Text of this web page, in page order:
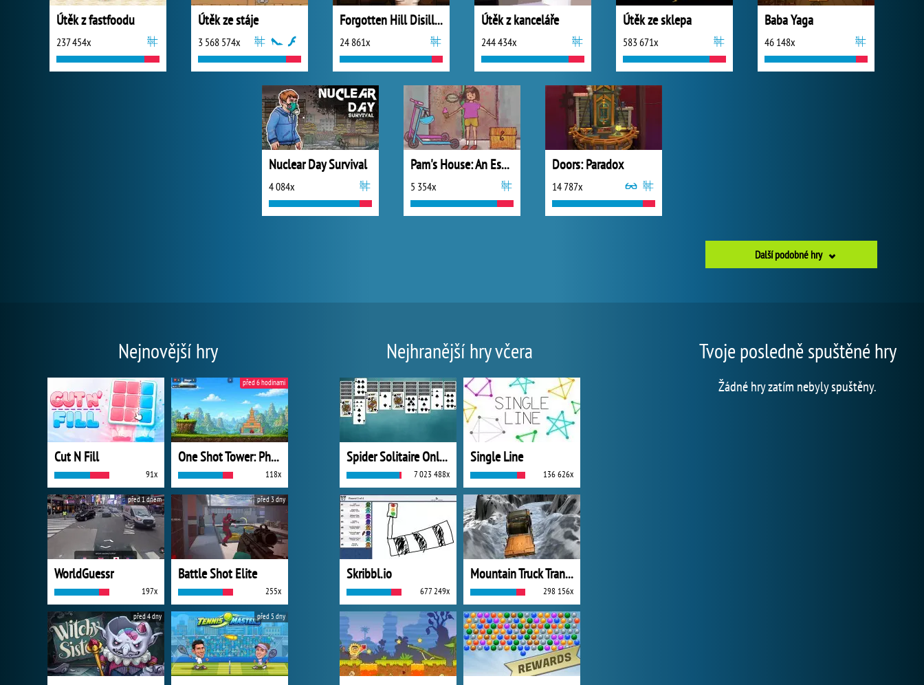
Útěk z fastfoodu
237 454x
Útěk ze stáje
3 568 574x
Forgotten Hill Disillusion: The Library
24 861x
Útěk z kanceláře
244 434x
Útěk ze sklepa
583 671x
Baba Yaga
46 148x
Nuclear Day Survival
4 084x
Pam's House: An Escape Game
5 354x
Doors: Paradox
14 787x
Další podobné hry
Nejnovější hry
Cut N Fill
91x
One Shot Tower: Physics Destroyer
118x
před 6 hodinami
WorldGuessr
197x
před 1 dnem
Battle Shot Elite
255x
před 3 dny
před 4 dny před 5 dny
Nejhranější hry včera
Spider Solitaire Online
7 023 488x
Single Line
136 626x
Skribbl.io
677 249x
Mountain Truck Transport
298 156x
Tvoje posledně spuštěné hry
Žádné hry zatím nebyly spuštěny.